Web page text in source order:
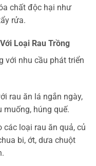
chất độc hại như
rửa.
Loại Rau Trồng
với nhu cầu phát triển
rau ăn lá ngắn ngày,
muống, húng quế.
các loại rau ăn quả, củ
bi, ớt, dưa chuột